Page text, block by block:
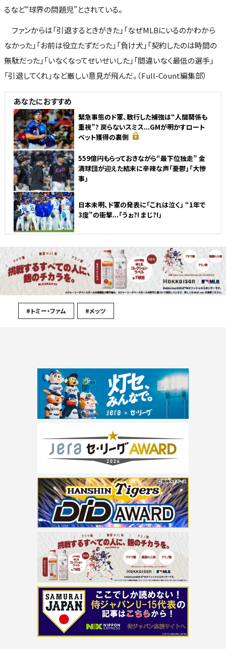
るなど“球界の問題児”とされている。
ファンからは「引退するときがきた」「なぜMLBにいるのかわから
なかった」「お前は役立たずだった」「負け犬」「契約したのは時間の
無駄だった」「いなくなってせいせいした」「間違いなく最低の選手」
「引退してくれ」など厳しい意見が飛んだ。（Full-Count編集部）
あなたにおすすめ
NEW
緊急事態のド軍、敢行した補強は“人間関係も
重視”? 戻らないスミス...GMが明かすロート
ベット獲得の裏側
559億円もらっておきながら“最下位独走” 金
満球団が迎えた結末に辛辣な声「憂鬱」「大惨
事」
日本未明、ド軍の発表に「これは泣く」 “1年で
3度”の衝撃...「うぉ?! まじ?!」
#トミー・ファム #メッツ